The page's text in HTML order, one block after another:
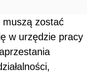
muszą zostać
w urzędzie pracy